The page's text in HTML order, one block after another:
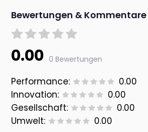
Bewertungen & Kommentare
0.00 0 Bewertungen
Performance:
0.00
Innovation:
0.00
Gesellschaft:
0.00
Umwelt:
0.00